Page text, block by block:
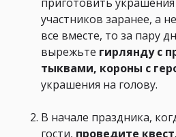
участников заранее, а
все вместе, то за пару
вырежьте гирлянду с
тыквами, короны с
украшения на голову.
В начале праздника,
гости, проведите квест